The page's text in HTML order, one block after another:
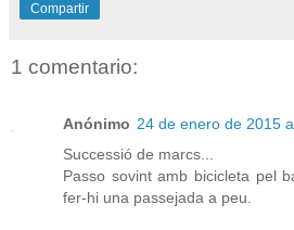
Compartir
1 comentario:
Anónimo 24 de enero de 2015
Successió de marcs...
Passo sovint amb bicicleta pel
fer-hi una passejada a peu.